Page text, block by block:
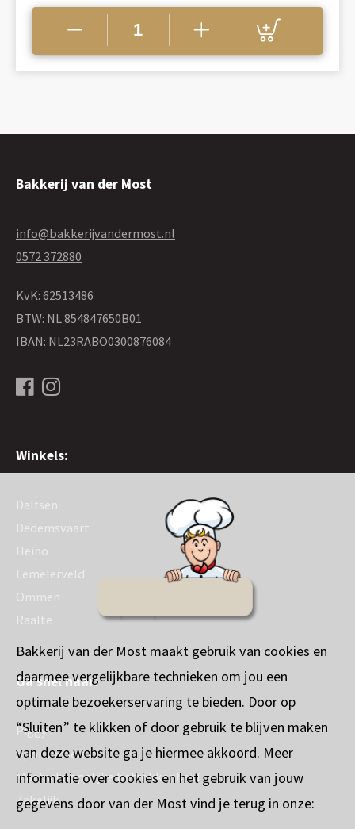
Bakkerij van der Most
info@bakkerijvandermost.nl
0572 372880
KvK: 62513486
BTW: NL 854847650B01
IBAN: NL23RABO0300876084
Winkels:
Dalfsen
Dedemsvaart
Heino
Lemelerveld
Ommen
Raalte
Ga snel naar:
Piggy
Sponsorbeleid
Maatschappelijke betrokkenheid
Zakelijk
Bakkerij van der Most maakt gebruik van cookies en
daarmee vergelijkbare technieken om jou een
optimale bezoekerservaring te bieden. Door op
“Sluiten” te klikken of door gebruik te blijven maken
van deze website ga je hiermee akkoord. Meer
informatie over cookies en het gebruik van jouw
gegevens door van der Most vind je terug in onze: